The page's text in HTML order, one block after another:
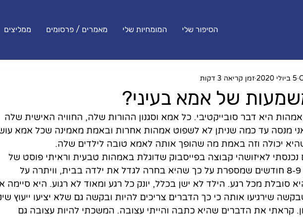
הסיפור שלי המומחיות שלי מאמרים / פרסומים ממליצים
של אמא בעיני?
5 ביולי 2020 זמן קריאה 3 דקות
היא דבר סובייקטיבי. כל אמא וסגנון ההורות שלה, החוויה האישית שלה
מנסה עד כמה שניתן לא לשפוט אמהות אחרות ובאמת מאמינה שכל אמא
יכולה וזה באמת מה שהופך אותה לאמא טובה לילדים שלה.
נכנסתי לאיזושהי קבוצה בפייסבוק שדוגלת באמהות טבעית וראיתי פוסט של
אמא לילד בין 8-9 חודשים שמספרת על כך שהיא בחרה לגדל את ילדה בבית, וויתרה על
סובלת מכל רגע. הילד לא ישן בכלל, יונק כל רגע ומאוד לא רגוע. היא סיימה
שירגיעו אותה כי כך הדברים צריכים להיות ובקשה גם שלא יציעו ייעוץ
קראתי את הדברים שהיא כתבה והייתי עצובה. המשכתי להיות עצובה גם